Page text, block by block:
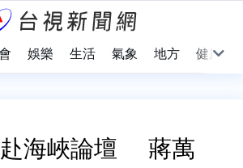
娛樂 生活 氣象 地方 健康
赴海峽論壇 蔣萬